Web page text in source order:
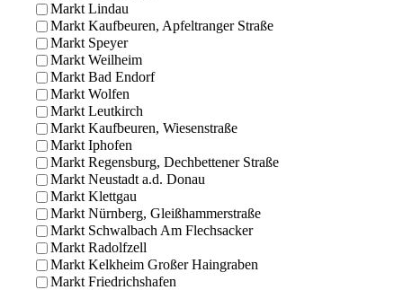
Markt Lindau
Markt Kaufbeuren, Apfeltranger Straße
Markt Speyer
Markt Weilheim
Markt Bad Endorf
Markt Wolfen
Markt Leutkirch
Markt Kaufbeuren, Wiesenstraße
Markt Iphofen
Markt Regensburg, Dechbettener Straße
Markt Neustadt a.d. Donau
Markt Klettgau
Markt Nürnberg, Gleißhammerstraße
Markt Schwalbach Am Flechsacker
Markt Radolfzell
Markt Kelkheim Großer Haingraben
Markt Friedrichshafen